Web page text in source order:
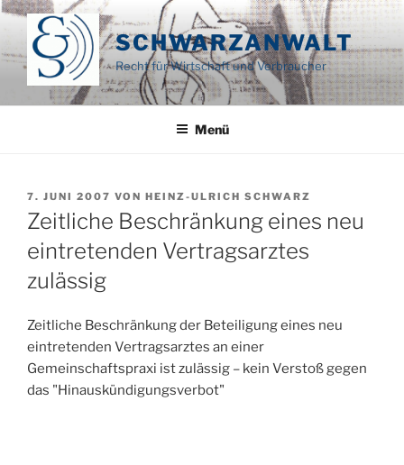
Zum
springen
SCHWARZANWALT
Recht für Wirtschaft und Verbraucher
Menü
VERÖFFENTLICHT
AM
7. JUNI 2007 VON HEINZ-ULRICH SCHWARZ
Zeitliche Beschränkung eines neu
eintretenden Vertragsarztes
zulässig
Zeitliche Beschränkung der Beteiligung eines neu
eintretenden Vertragsarztes an einer
Gemeinschaftspraxi ist zulässig – kein Verstoß gegen
das "Hinauskündigungsverbot"